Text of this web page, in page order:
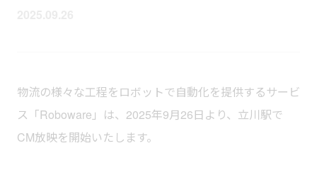
物流の様々な工程をロボットで自動化を提供するサービ
ス「Roboware」は、2025年9月26日より、立川駅で
CM放映を開始いたします。